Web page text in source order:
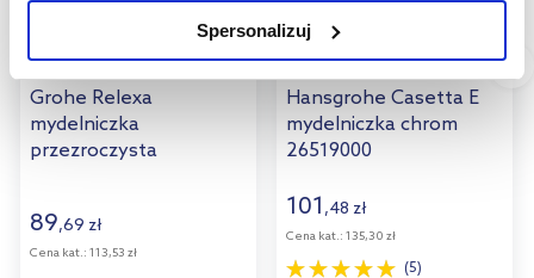
na sposób dostarczania treści niedostosowanych do potrzeb
Aby uzyskać więcej informacji na temat plików plików cookie,
kliknij „Ustawienia plików cookie”.
Jeśli chcesz uzyskać więcej
informacji na temat plików cookie i tego, dlaczego ich przepisy,
Spersonalizuj
Dostępność:24h!
Grohe Relexa
mydelniczka
przezroczysta
89,69 zł
Cena kat.: 113,53 zł
Dostępność:24h!
Hansgrohe Casetta E
mydelniczka chrom
26519000
101 ,48 zł
Cena kat.: 135,30 zł
(5)